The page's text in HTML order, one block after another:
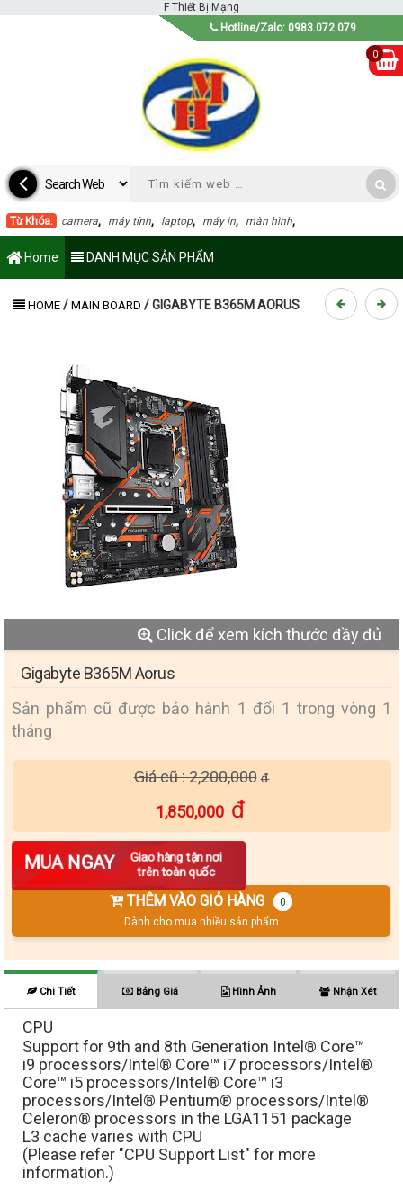
F Thiết Bị Mạng
Hotline/Zalo: 0983.072.079
Từ Khóa: camera, máy tính, laptop, máy in, màn hình,
Home DANH MỤC SẢN PHẨM
HOME / MAIN BOARD /GIGABYTE B365M AORUS
Click để xem kích thước đầy đủ
Gigabyte B365M Aorus
Sản phẩm cũ được bảo hành 1 đổi 1 trong vòng 1
tháng
Giá cũ : 2,200,000
1,850,000
MUA NGAY
Giao hàng tận nơi
trên toàn quốc
Số lượng
THÊM VÀO GIỎ HÀNG
0
Dành cho mua nhiều sản phẩm
Chi Tiết Bảng Giá Hình Ảnh Nhận Xét
CPU
Support for 9th and 8th Generation Intel® Core™
i9 processors/Intel® Core™ i7 processors/Intel®
Core™ i5 processors/Intel® Core™ i3
processors/Intel® Pentium® processors/Intel®
Celeron® processors in the LGA1151 package
L3 cache varies with CPU
(Please refer "CPU Support List" for more
information.)
0